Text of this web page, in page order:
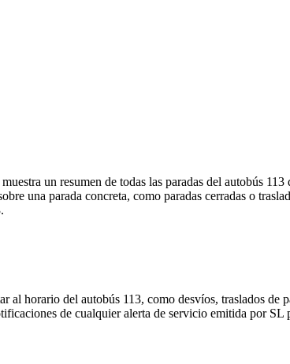
un resumen de todas las paradas del autobús
una parada concreta, como paradas cerradas o
horario del autobús 113, como desvíos, traslados de
de cualquier alerta de servicio emitida por